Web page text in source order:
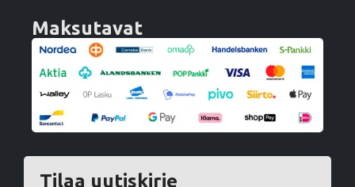
Maksutavat
Tilaa uutiskirje